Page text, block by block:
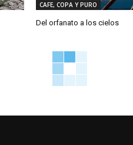
CAFE, COPA Y PURO
Del orfanato a los cielos